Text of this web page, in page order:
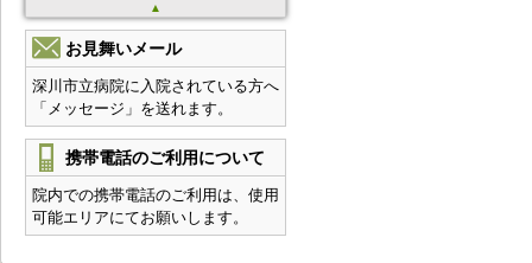
▲
お見舞いメール
深川市立病院に入院されている方へ
「メッセージ」を送れます。
携帯電話のご利用について
院内での携帯電話のご利用は、使用
可能エリアにてお願いします。